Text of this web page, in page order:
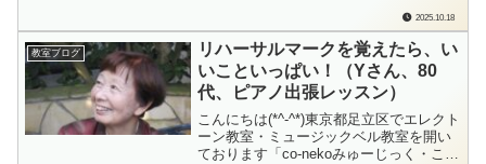
した！大谷田団地にあります「コミュニ
ティラウンジBOOKMARK」さんにて、
11月3日（月・祝）開催させていただきま
す。こちらのブログは、東京都足立区の
エレ...
2025.10.18
教室ブログ
リハーサルマークを覚えたら、い
いこといっぱい！（Yさん、80
代、ピアノ出張レッスン）
こんにちは(*^-^*)東京都足立区でエレクト
ーン教室・ミュージックベル教室を開い
ております「co-nekoみゅーじっく・こね